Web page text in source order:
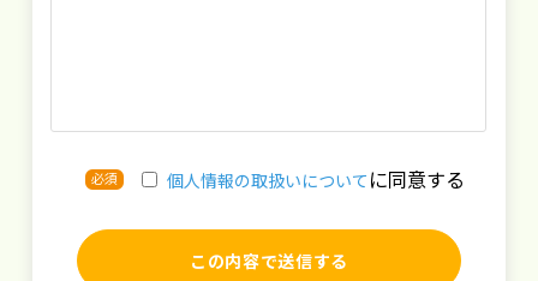
必須 個人情報の取扱いについて に同意する